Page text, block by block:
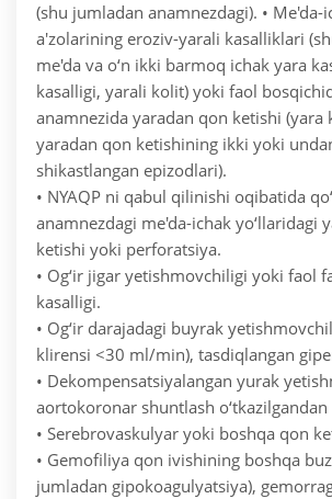
(shu jumladan anamnezdagi). • Me'da-
a'zolarining eroziv-yarali kasalliklari
me'da va o‘n ikki barmoq ichak yara
kasalligi, yarali kolit) yoki faol
anamnezida yaradan qon ketishi (yara
yaradan qon ketishining ikki yoki
shikastlangan epizodlari).
• NYAQP ni qabul qilinishi oqibatida
anamnezdagi me'da-ichak yo‘llaridagi
ketishi yoki perforatsiya.
• Og‘ir jigar yetishmovchiligi yoki faol
kasalligi.
• Og‘ir darajadagi buyrak
klirensi <30 ml/min), tasdiqlangan
• Dekompensatsiyalangan yurak
aortokoronar shuntlash
• Serebrovaskulyar yoki boshqa qon
• Gemofiliya qon ivishining boshqa
jumladan gipokoagulyatsiya),